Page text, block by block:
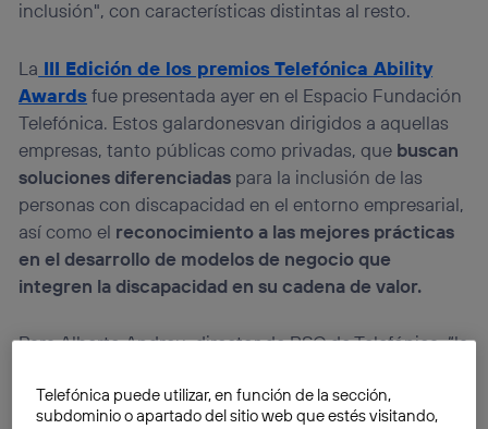
inclusión", con características distintas al resto.
La III Edición de los premios Telefónica Ability
Awardsfue presentada ayer en el Espacio Fundación
Telefónica. Estos galardonesvan dirigidos a aquellas
empresas, tanto públicas como privadas, que buscan
soluciones diferenciadas para la inclusión de las
personas con discapacidad en el entorno empresarial,
así como el reconocimiento a las mejores prácticas
en el desarrollo de modelos de negocio que
integren la discapacidad en su cadena de valor.
Para Alberto Andreu, director de RSC de Telefónica, “la
quegenerar nuevas oportunidades para todos
Añade que “Telefónica entiende la necesidad ser una
Telefónica puede utilizar, en función de la sección,
subdominio o apartado del sitio web que estés visitando,